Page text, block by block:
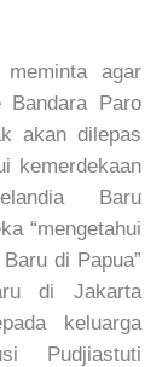
meminta agar
Bandara Paro
akan dilepas
kemerdekaan
Baru
“mengetahui
di Papua”
di Jakarta
keluarga
Pudjiastuti